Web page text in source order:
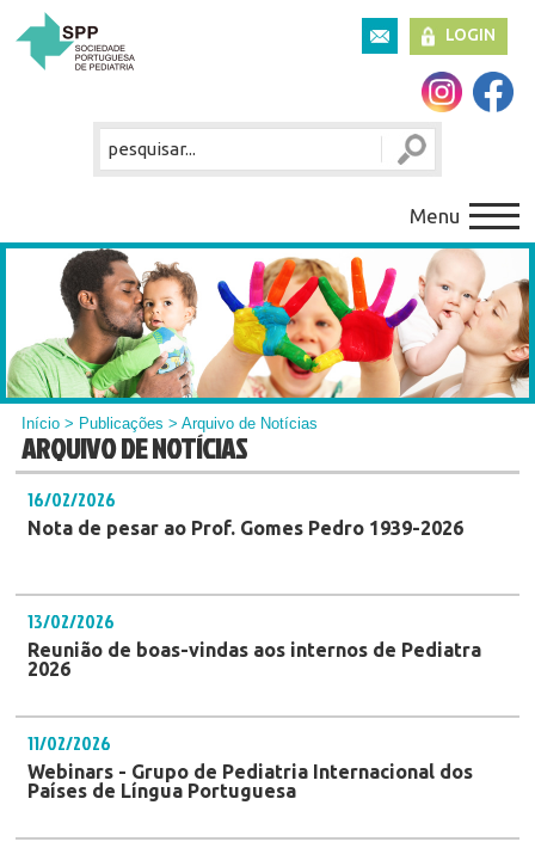
LOGIN
Menu
Início > Publicações > Arquivo de Notícias
ARQUIVO DE NOTÍCIAS
16/02/2026
Nota de pesar ao Prof. Gomes Pedro 1939-2026
13/02/2026
Reunião de boas-vindas aos internos de Pediatra
2026
11/02/2026
Webinars - Grupo de Pediatria Internacional dos
Países de Língua Portuguesa